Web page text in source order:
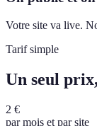
Votre site va live.
Tarif simple
Un seul
2 €
par mois et par site